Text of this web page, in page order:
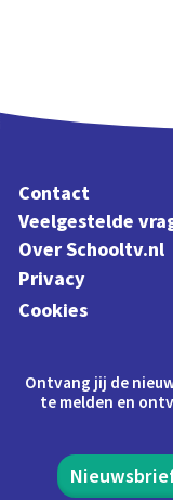
Contact
Veelgestelde
Over Schooltv.nl
Privacy
Cookies
Ontvang jij de
te melden en